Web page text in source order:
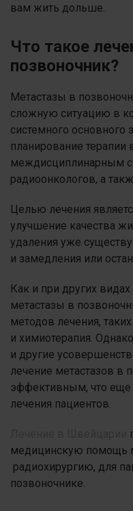
вам жить дольше.
Что такое
позвоночник?
Метастазы в
сложную ситуацию в
системного основного
планирование терапии
междисциплинарным с
радиоонкологов, а
Целью лечения
улучшение качества
удаления уже
и замедления или
Как и при других видах
метастазы в
методов лечения,
и химиотерапия.
и другие
лечение метастазов в
эффективным, что еще
лечения пациентов.
медицинскую помощь
радиохирургию, для
позвоночнике.